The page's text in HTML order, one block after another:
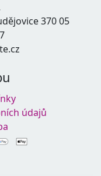
370 05
údajů